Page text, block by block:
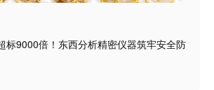
标9000倍！东西分析精密仪器筑牢安全防